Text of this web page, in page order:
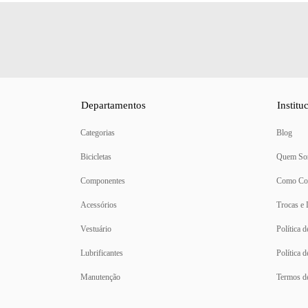
Departamentos
Categorias
Bicicletas
Componentes
Acessórios
Vestuário
Lubrificantes
Manutenção
Blog
Quem
Como
Trocas e
Política
Política
Termos